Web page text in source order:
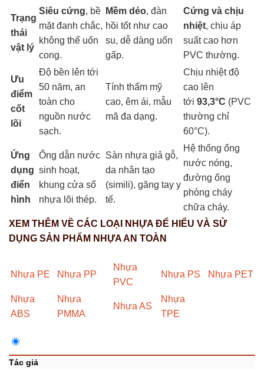
Trạng
thái
vật lý
Siêu cứng, bề
mặt đanh chắc,
không thể uốn
cong.
Mềm dẻo, đàn
hồi tốt như cao
su, dễ dàng uốn
gấp.
Cứng và chịu
nhiệt, chịu áp
suất cao hơn
PVC thường.
Ưu
điểm
cốt
lõi
Độ bền lên tới
50 năm, an
toàn cho
nguồn nước
sạch.
Tính thẩm mỹ
cao, êm ái, mẫu
mã đa dạng.
Chịu nhiệt độ
cao lên
tới 93,3°C (PVC
thường chỉ
60°C).
Ứng
dụng
điển
hình
Ống dẫn nước
sinh hoạt,
khung cửa sổ
nhựa lõi thép.
Sàn nhựa giả gỗ,
da nhân tạo
(simili), găng tay y
tế.
Hệ thống ống
nước nóng,
đường ống
phòng cháy
chữa cháy.
XEM THÊM VỀ CÁC LOẠI NHỰA ĐỂ HIỂU VÀ SỬ
DỤNG SẢN PHẨM NHỰA AN TOÀN
Nhựa PE Nhựa PP
Nhựa
PVC
Nhựa PS Nhựa PET
Nhựa
ABS
Nhựa
PMMA
Nhựa AS
Nhựa
TPE
Tác giả